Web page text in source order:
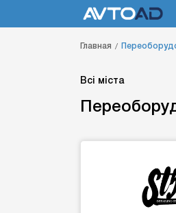
Главная
Всі міста